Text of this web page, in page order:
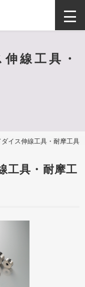
線工具・
ダイス伸線工具・耐摩工具
工具・耐摩工